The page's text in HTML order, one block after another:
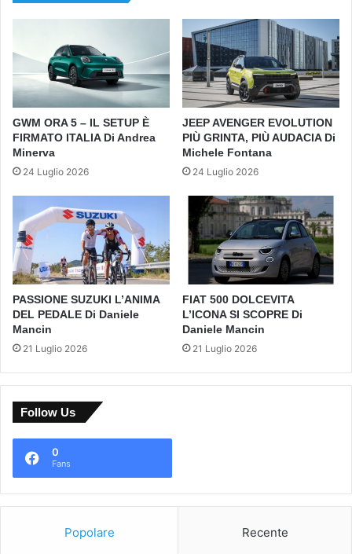
GWM ORA 5 – IL SETUP È
FIRMATO ITALIA Di Andrea
Minerva
24 Luglio 2026
JEEP AVENGER EVOLUTION
PIÙ GRINTA, PIÙ AUDACIA Di
Michele Fontana
24 Luglio 2026
PASSIONE SUZUKI L’ANIMA
DEL PEDALE Di Daniele
Mancin
21 Luglio 2026
FIAT 500 DOLCEVITA
L’ICONA SI SCOPRE Di
Daniele Mancin
21 Luglio 2026
Follow Us
0
Fans
Popolare Recente